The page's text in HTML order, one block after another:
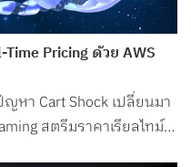
Pricing ด้วย AWS
หา Cart Shock เปลี่ยนมา
สตรีมราคาเรียลไทม์